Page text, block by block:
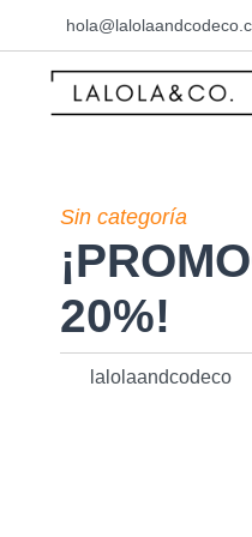
Sin categoría
20%!
lalolaandcodeco